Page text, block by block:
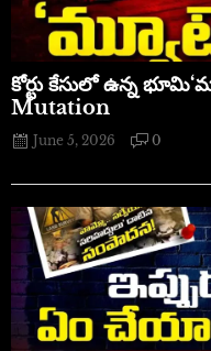
​కోర్టు కేసులో ఉన్న
Mutation
June 5, 2026 0